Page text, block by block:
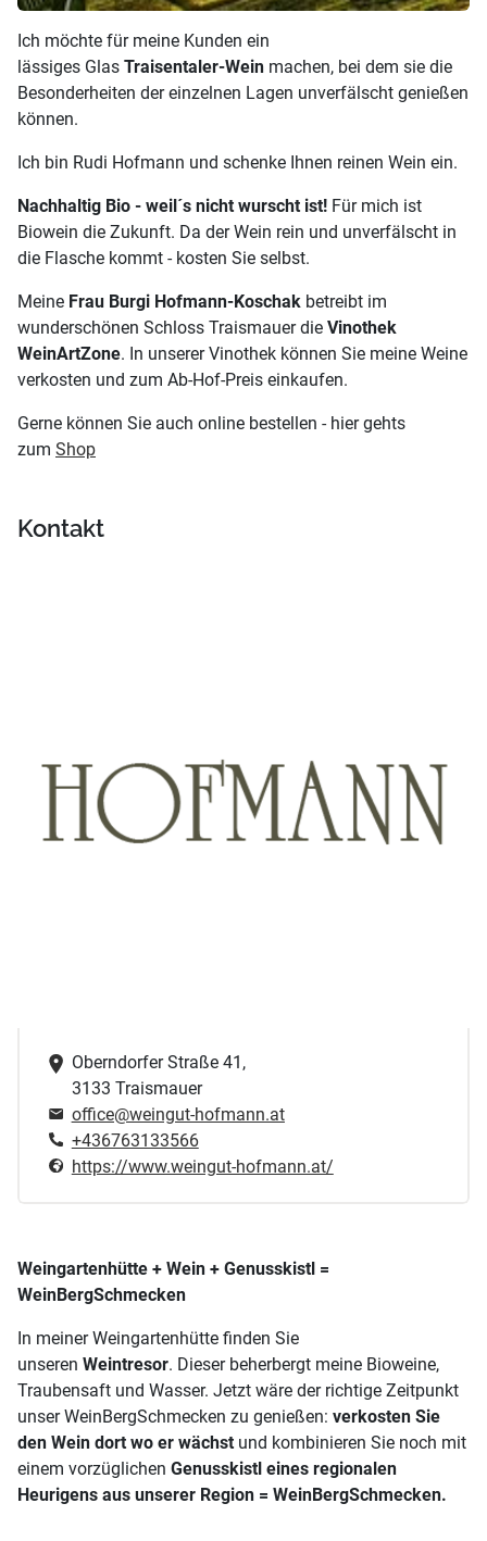
Ich möchte für meine Kunden ein
lässiges Glas Traisentaler-Wein machen, bei dem sie die
Besonderheiten der einzelnen Lagen unverfälscht genießen
können.
Ich bin Rudi Hofmann und schenke Ihnen reinen Wein ein.
Nachhaltig Bio - weil´s nicht wurscht ist! Für mich ist
Biowein die Zukunft. Da der Wein rein und unverfälscht in
die Flasche kommt - kosten Sie selbst.
Meine Frau Burgi Hofmann-Koschak betreibt im
wunderschönen Schloss Traismauer die Vinothek
WeinArtZone. In unserer Vinothek können Sie meine Weine
verkosten und zum Ab-Hof-Preis einkaufen.
Gerne können Sie auch online bestellen - hier gehts
zum Shop
Kontakt
Oberndorfer Straße 41,
3133 Traismauer
office@weingut-hofmann.at
+436763133566
https://www.weingut-hofmann.at/
Weingartenhütte + Wein + Genusskistl =
WeinBergSchmecken
In meiner Weingartenhütte finden Sie
unseren Weintresor. Dieser beherbergt meine Bioweine,
Traubensaft und Wasser. Jetzt wäre der richtige Zeitpunkt
unser WeinBergSchmecken zu genießen: verkosten Sie
den Wein dort wo er wächst und kombinieren Sie noch mit
einem vorzüglichen Genusskistl eines regionalen
Heurigens aus unserer Region = WeinBergSchmecken.